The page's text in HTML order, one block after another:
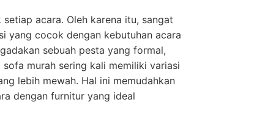
acara. Oleh karena itu, sangat
yang cocok dengan kebutuhan acara
sebuah pesta yang formal,
murah sering kali memiliki variasi
lebih mewah. Hal ini memudahkan
dengan furnitur yang ideal